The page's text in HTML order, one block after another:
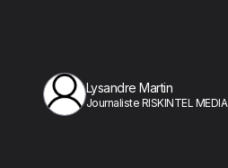
Lysandre Martin
Journaliste RISKINTEL MEDIA